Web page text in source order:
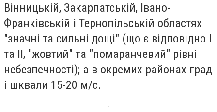
Вінницькій, Закарпатській, Івано-
Франківській і Тернопільській областях
"значні та сильні дощі" (що є відповідно I
та II, "жовтий" та "помаранчевий" рівні
небезпечності); а в окремих районах град
і шквали 15-20 м/с.